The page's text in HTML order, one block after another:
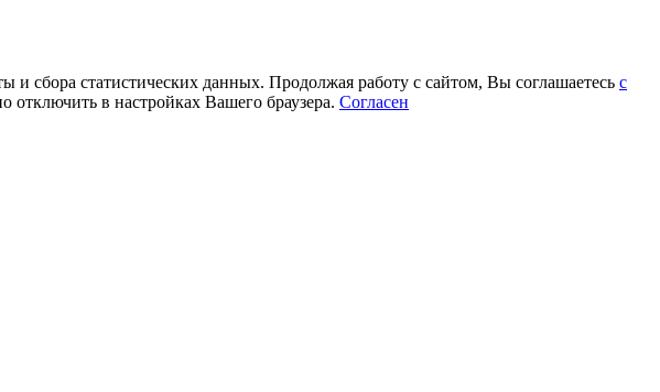
и сбора статистических данных. Продолжая работу с сайтом, Вы соглашаетесь с
в настройках Вашего браузера. Согласен